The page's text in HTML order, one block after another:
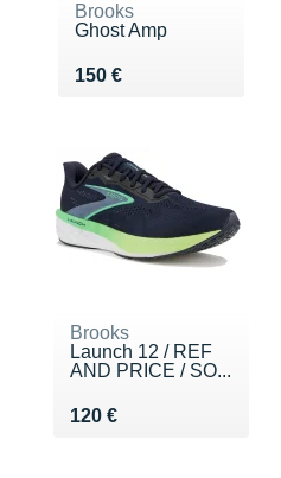
Brooks
Ghost Amp
150 €
Vendu 150 €
Brooks
Launch 12 / REF
AND PRICE / SO...
120 €
Vendu 120 €